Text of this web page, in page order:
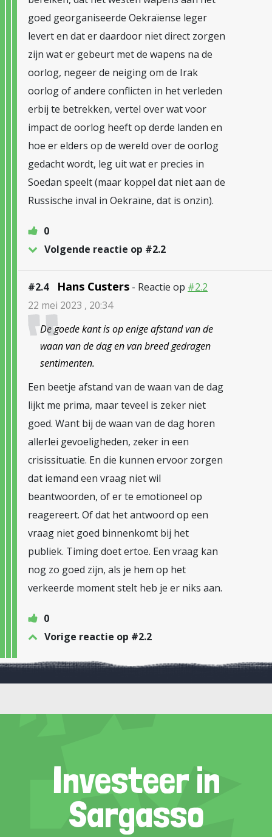
goed georganiseerde Oekraïense leger
levert en dat er daardoor niet direct zorgen
zijn wat er gebeurt met de wapens na de
oorlog, negeer de neiging om de Irak
oorlog of andere conflicten in het verleden
erbij te betrekken, vertel over wat voor
impact de oorlog heeft op derde landen en
hoe er elders op de wereld over de oorlog
gedacht wordt, leg uit wat er precies in
Soedan speelt (maar koppel dat niet aan de
Russische inval in Oekraïne, dat is onzin).
0
Volgende reactie op #2.2
#2.4 Hans Custers - Reactie op #2.2
22 mei 2023 , 20:34
De goede kant is op enige afstand van de
waan van de dag en van breed gedragen
sentimenten.
Een beetje afstand van de waan van de dag
lijkt me prima, maar teveel is zeker niet
goed. Want bij de waan van de dag horen
allerlei gevoeligheden, zeker in een
crisissituatie. En die kunnen ervoor zorgen
dat iemand een vraag niet wil
beantwoorden, of er te emotioneel op
reagereert. Of dat het antwoord op een
vraag niet goed binnenkomt bij het
publiek. Timing doet ertoe. Een vraag kan
nog zo goed zijn, als je hem op het
verkeerde moment stelt heb je er niks aan.
0
Vorige reactie op #2.2
Investeer in
Sargasso